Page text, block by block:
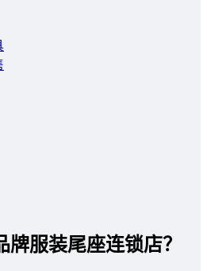
服装尾座连锁店？